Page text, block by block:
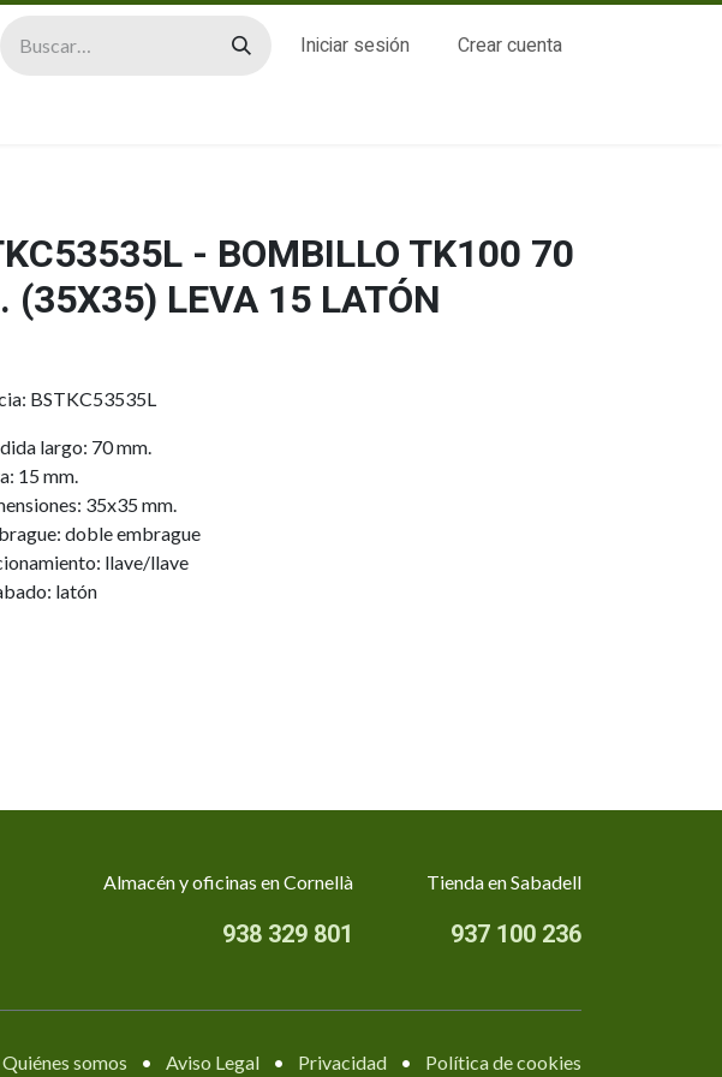
Iniciar sesión Crear cuenta
- BOMBILLO TK100 70
(35X35) LEVA 15 LATÓN
BSTKC53535L
largo: 70 mm.
15 mm.
35x35 mm.
doble embrague
llave/llave
latón
Almacén y oficinas en Cornellà
938 329 801
Tienda en Sabadell
937 100 236
Quiénes somos • Aviso Legal • Privacidad • Política de cookies